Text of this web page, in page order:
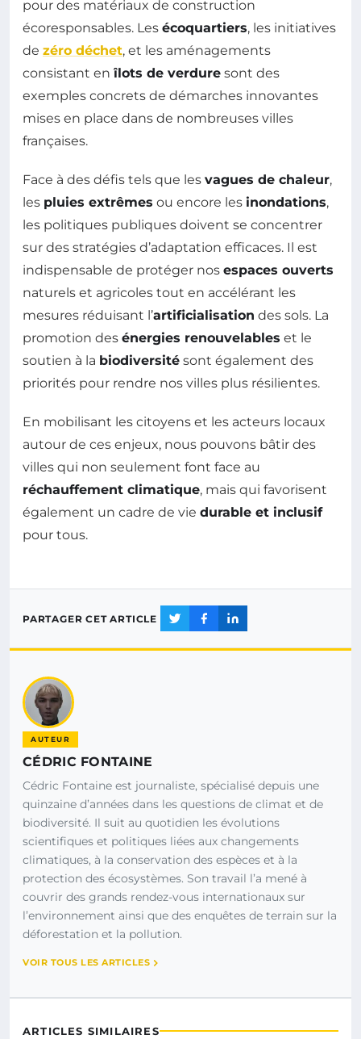
pour des matériaux de construction
écoresponsables. Les écoquartiers, les initiatives
de zéro déchet, et les aménagements
consistant en îlots de verdure sont des
exemples concrets de démarches innovantes
mises en place dans de nombreuses villes
françaises.
Face à des défis tels que les vagues de chaleur,
les pluies extrêmes ou encore les inondations,
les politiques publiques doivent se concentrer
sur des stratégies d’adaptation efficaces. Il est
indispensable de protéger nos espaces ouverts
naturels et agricoles tout en accélérant les
mesures réduisant l’artificialisation des sols. La
promotion des énergies renouvelables et le
soutien à la biodiversité sont également des
priorités pour rendre nos villes plus résilientes.
En mobilisant les citoyens et les acteurs locaux
autour de ces enjeux, nous pouvons bâtir des
villes qui non seulement font face au
réchauffement climatique, mais qui favorisent
également un cadre de vie durable et inclusif
pour tous.
PARTAGER CET ARTICLE
AUTEUR
CÉDRIC FONTAINE
Cédric Fontaine est journaliste, spécialisé depuis une
quinzaine d’années dans les questions de climat et de
biodiversité. Il suit au quotidien les évolutions
scientifiques et politiques liées aux changements
climatiques, à la conservation des espèces et à la
protection des écosystèmes. Son travail l’a mené à
couvrir des grands rendez-vous internationaux sur
l’environnement ainsi que des enquêtes de terrain sur la
déforestation et la pollution.
VOIR TOUS LES ARTICLES
ARTICLES SIMILAIRES